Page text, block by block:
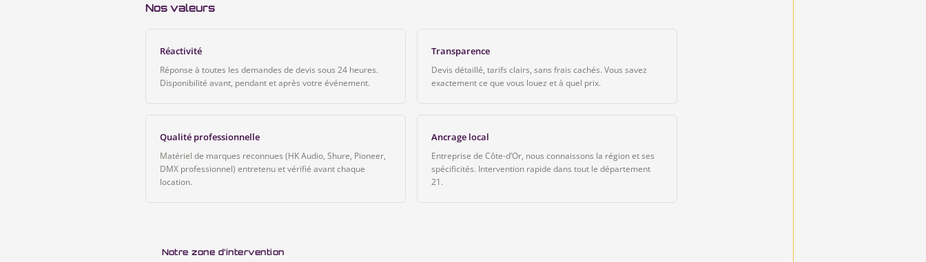
Nos valeurs
Réactivité
Réponse à toutes les demandes de devis sous 24 heures.
Disponibilité avant, pendant et après votre événement.
Transparence
Devis détaillé, tarifs clairs, sans frais cachés. Vous savez
exactement ce que vous louez et à quel prix.
Qualité professionnelle
Matériel de marques reconnues (HK Audio, Shure, Pioneer,
DMX professionnel) entretenu et vérifié avant chaque
location.
Ancrage local
Entreprise de Côte-d’Or, nous connaissons la région et ses
spécificités. Intervention rapide dans tout le département
21.
Notre zone d’intervention